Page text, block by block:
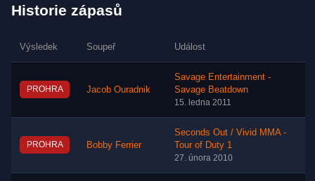
Historie zápasů
Výsledek Soupeř Událost
PROHRA Jacob Ouradnik
Savage Entertainment -
Savage Beatdown
15. ledna 2011
PROHRA Bobby Ferrier
Seconds Out / Vivid MMA -
Tour of Duty 1
27. února 2010